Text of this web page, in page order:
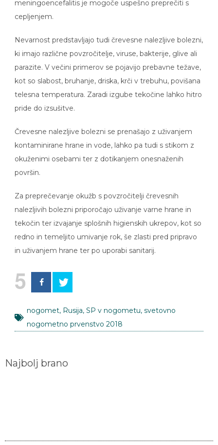
meningoencefalitis je mogoče uspešno preprečiti s
cepljenjem.
Nevarnost predstavljajo tudi črevesne nalezljive bolezni,
ki imajo različne povzročitelje, viruse, bakterije, glive ali
parazite. V večini primerov se pojavijo prebavne težave,
kot so slabost, bruhanje, driska, krči v trebuhu, povišana
telesna temperatura. Zaradi izgube tekočine lahko hitro
pride do izsušitve.
Črevesne nalezljive bolezni se prenašajo z uživanjem
kontaminirane hrane in vode, lahko pa tudi s stikom z
okuženimi osebami ter z dotikanjem onesnaženih
površin.
Za preprečevanje okužb s povzročitelji črevesnih
nalezljivih bolezni priporočajo uživanje varne hrane in
tekočin ter izvajanje splošnih higienskih ukrepov, kot so
redno in temeljito umivanje rok, še zlasti pred pripravo
in uživanjem hrane ter po uporabi sanitarij.
5
nogomet, Rusija, SP v nogometu, svetovno
nogometno prvenstvo 2018
Najbolj brano